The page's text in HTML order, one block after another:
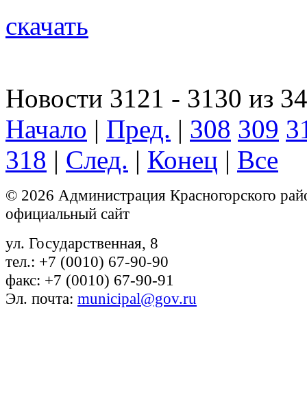
скачать
Новости 3121 - 3130 из
Начало | Пред. | 308 309
318 | След. | Конец | Все
© 2026 Администрация Красногорского
официальный сайт
ул. Государственная, 8
тел.: +7 (0010) 67-90-90
факс: +7 (0010) 67-90-91
Эл. почта: municipal@gov.ru